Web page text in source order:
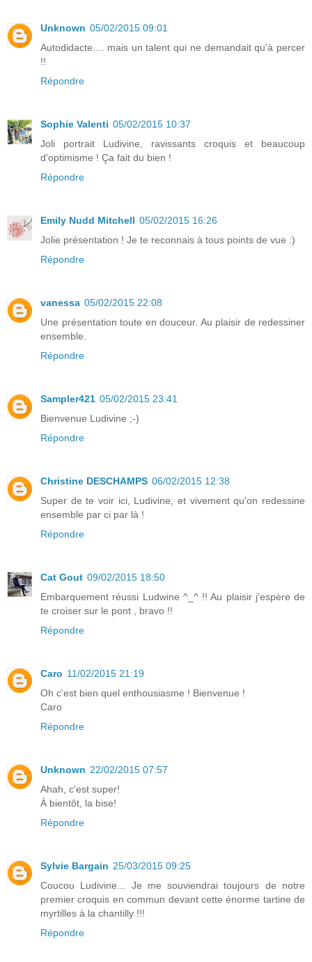
Unknown 05/02/2015 09:01
Autodidacte.... mais un talent qui ne demandait qu'à percer
!!
Répondre
Sophie Valenti 05/02/2015 10:37
Joli portrait Ludivine, ravissants croquis et beaucoup
d'optimisme ! Ça fait du bien !
Répondre
Emily Nudd Mitchell 05/02/2015 16:26
Jolie présentation ! Je te reconnais à tous points de vue :)
Répondre
vanessa 05/02/2015 22:08
Une présentation toute en douceur. Au plaisir de redessiner
ensemble.
Répondre
Sampler421 05/02/2015 23:41
Bienvenue Ludivine ;-)
Répondre
Christine DESCHAMPS 06/02/2015 12:38
Super de te voir ici, Ludivine, et vivement qu'on redessine
ensemble par ci par là !
Répondre
Cat Gout 09/02/2015 18:50
Embarquement réussi Ludwine ^_^ !! Au plaisir j'espère de
te croiser sur le pont , bravo !!
Répondre
Caro 11/02/2015 21:19
Oh c'est bien quel enthousiasme ! Bienvenue !
Caro
Répondre
Unknown 22/02/2015 07:57
Ahah, c'est super!
À bientôt, la bise!
Répondre
Sylvie Bargain 25/03/2015 09:25
Coucou Ludivine... Je me souviendrai toujours de notre
premier croquis en commun devant cette énorme tartine de
myrtilles à la chantilly !!!
Répondre